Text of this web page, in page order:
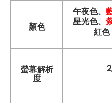
顏色
午夜色、
星光色、
紅色
螢幕解析
度